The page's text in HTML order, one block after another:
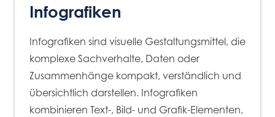
Infografiken
Infografiken sind visuelle Gestaltungsmittel, die
komplexe Sachverhalte, Daten oder
Zusammenhänge kompakt, verständlich und
übersichtlich darstellen. Infografiken
kombinieren Text-, Bild- und Grafik-Elementen,